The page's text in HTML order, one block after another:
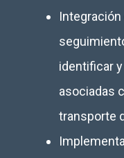
identificar
asociadas
transporte